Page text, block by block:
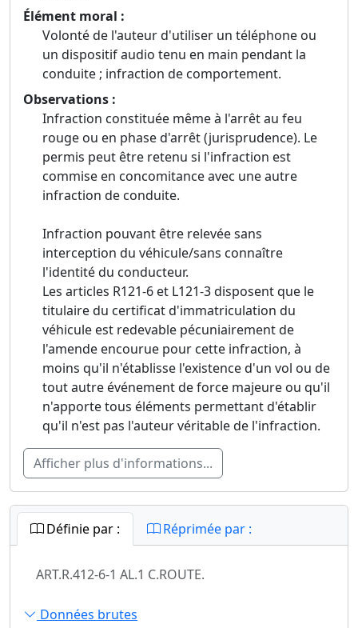
Élément moral :
Volonté de l'auteur d'utiliser un téléphone ou
un dispositif audio tenu en main pendant la
conduite ; infraction de comportement.
Observations :
Infraction constituée même à l'arrêt au feu
rouge ou en phase d'arrêt (jurisprudence). Le
permis peut être retenu si l'infraction est
commise en concomitance avec une autre
infraction de conduite.
Infraction pouvant être relevée sans
interception du véhicule/sans connaître
l'identité du conducteur.
Les articles R121-6 et L121-3 disposent que le
titulaire du certificat d'immatriculation du
véhicule est redevable pécuniairement de
l'amende encourue pour cette infraction, à
moins qu'il n'établisse l'existence d'un vol ou de
tout autre événement de force majeure ou qu'il
n'apporte tous éléments permettant d'établir
qu'il n'est pas l'auteur véritable de l'infraction.
Afficher plus d'informations...
Définie par : Réprimée par :
ART.R.412-6-1 AL.1 C.ROUTE.
Données brutes